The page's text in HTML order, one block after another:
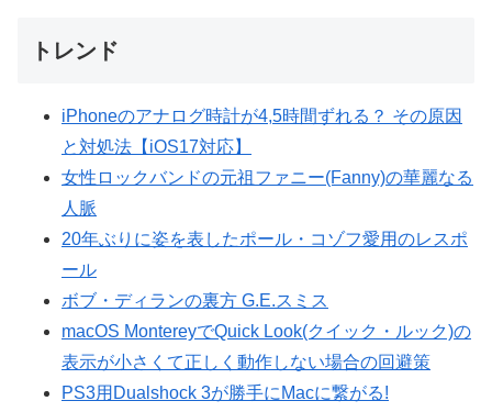
トレンド
iPhoneのアナログ時計が4,5時間ずれる？ その原因
と対処法【iOS17対応】
女性ロックバンドの元祖ファニー(Fanny)の華麗なる
人脈
20年ぶりに姿を表したポール・コゾフ愛用のレスポ
ール
ボブ・ディランの裏方 G.E.スミス
macOS MontereyでQuick Look(クイック・ルック)の
表示が小さくて正しく動作しない場合の回避策
PS3用Dualshock 3が勝手にMacに繋がる!